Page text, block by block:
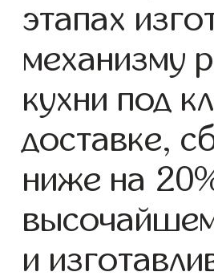
этапах
механизму
кухни под
доставке,
ниже на
и